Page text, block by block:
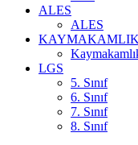
ALES
ALES
KAYMAKAMLIK
LGS
5. Sınıf
6. Sınıf
7. Sınıf
8. Sınıf